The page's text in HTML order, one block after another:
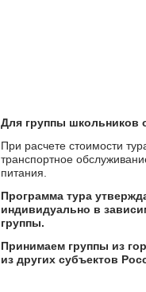
Для группы школьников
При расчете стоимости
транспортное
питания.
Программа тура
индивидуально в
группы.
Принимаем группы из
из других субъектов